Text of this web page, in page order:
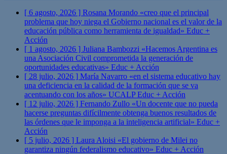
[ 6 agosto, 2026 ] Rosana Morando «creo que el principal
problema que hoy niega el Gobierno nacional es el valor de la
educación pública como herramienta de igualdad» Educ +
Acción
[ 1 agosto, 2026 ] Juliana Bambozzi «Hacemos Argentina es
una Asociación Civil comprometida la generación de
oportunidades educativas» Educ + Acción
[ 28 julio, 2026 ] María Navarro «en el sistema educativo hay
una deficiencia en la calidad de la formación que se va
acentuando con los años» UCALPEduc + Acción
[ 12 julio, 2026 ] Fernando Zullo «Un docente que no pueda
hacerse preguntas difícilmente obtenga buenos resultados de
las órdenes que le imponga a la inteligencia artificial» Educ +
Acción
[ 5 julio, 2026 ] Laura Aloisi «El gobierno de Milei no
garantiza ningún federalismo educativo» Educ + Acción